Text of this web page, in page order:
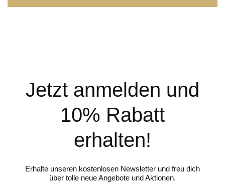
Jetzt anmelden und
10% Rabatt
erhalten!
Erhalte unseren kostenlosen Newsletter und freu dich
über tolle neue Angebote und Aktionen.